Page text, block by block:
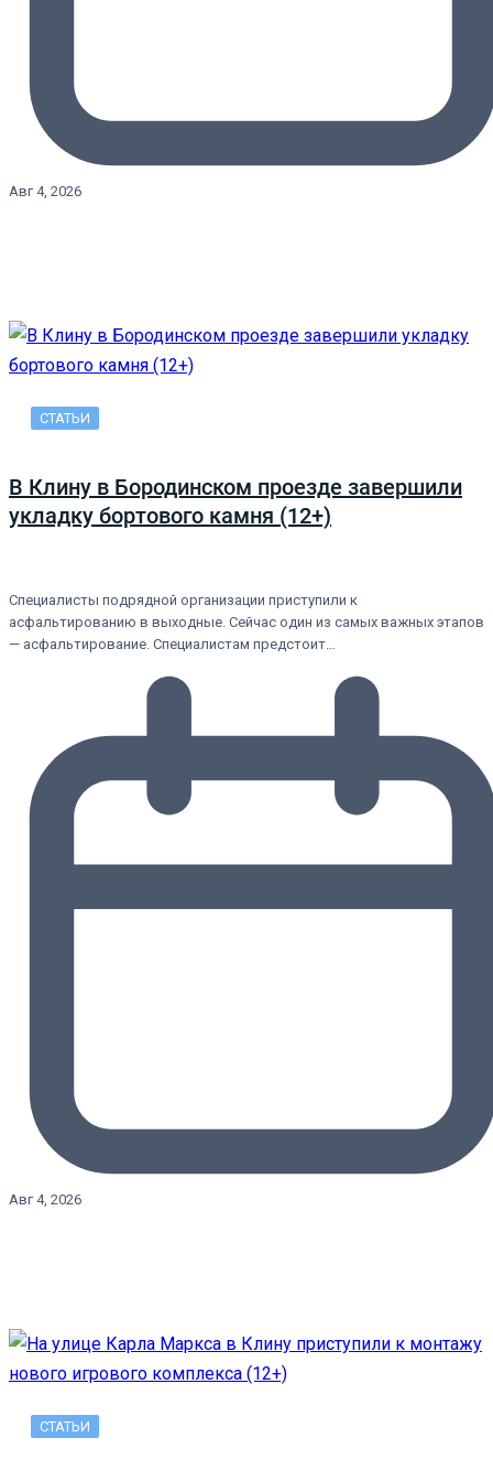
Авг 4, 2026
СТАТЬИ
В Клину в Бородинском проезде завершили
укладку бортового камня (12+)
Специалисты подрядной организации приступили к
асфальтированию в выходные. Сейчас один из самых важных этапов
— асфальтирование. Специалистам предстоит…
Авг 4, 2026
СТАТЬИ